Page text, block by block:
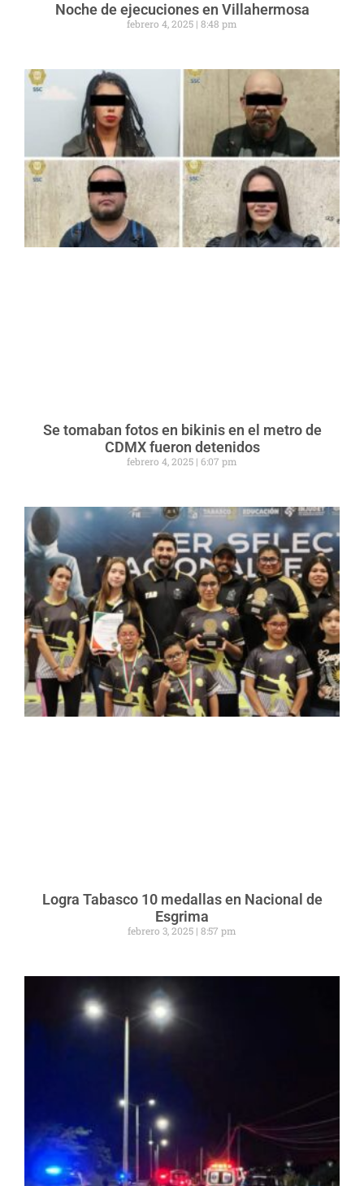
Noche de ejecuciones en Villahermosa
febrero 4, 2025 8:48 pm
Se tomaban fotos en bikinis en el metro de
CDMX fueron detenidos
febrero 4, 2025 6:07 pm
Logra Tabasco 10 medallas en Nacional de
Esgrima
febrero 3, 2025 8:57 pm